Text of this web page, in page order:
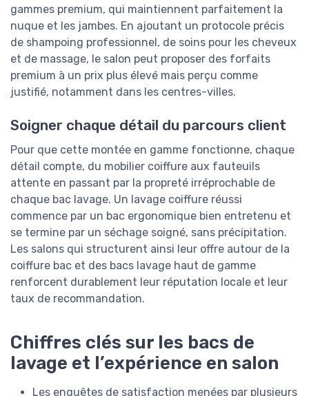
gammes premium, qui maintiennent parfaitement la
nuque et les jambes. En ajoutant un protocole précis
de shampoing professionnel, de soins pour les cheveux
et de massage, le salon peut proposer des forfaits
premium à un prix plus élevé mais perçu comme
justifié, notamment dans les centres-villes.
Soigner chaque détail du parcours client
Pour que cette montée en gamme fonctionne, chaque
détail compte, du mobilier coiffure aux fauteuils
attente en passant par la propreté irréprochable de
chaque bac lavage. Un lavage coiffure réussi
commence par un bac ergonomique bien entretenu et
se termine par un séchage soigné, sans précipitation.
Les salons qui structurent ainsi leur offre autour de la
coiffure bac et des bacs lavage haut de gamme
renforcent durablement leur réputation locale et leur
taux de recommandation.
Chiffres clés sur les bacs de
lavage et l’expérience en salon
Les enquêtes de satisfaction menées par plusieurs